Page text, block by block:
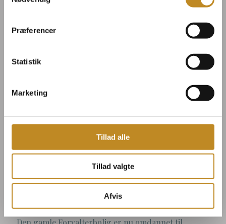
Præferencer
Statistik
Marketing
Tillad alle
Tillad valgte
Afvis
Lejlighed i
Forvalterboligen